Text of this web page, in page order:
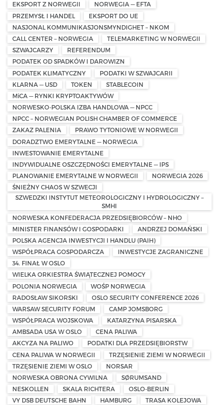
EKSPORT Z NORWEGII
NORWEGIA — EFTA
PRZEMYSŁ I HANDEL
EKSPORT DO UE
NASJONAL KOMMUNIKASJONSMYNDIGHET – NKOM
CALL CENTER – NORWEGIA
TELEMARKETING W NORWEGII
SZWAJCARZY
REFERENDUM
PODATEK OD SPADKÓW I DAROWIZN
PODATEK KLIMATYCZNY
PODATKI W SZWAJCARII
KLARNA — USD
TOKEN
STABLECOIN
MiCA — RYNKI KRYPTOAKTYWÓW
NORWESKO-POLSKA IZBA HANDLOWA — NPCC
NPCC – NORWEGIAN POLISH CHAMBER OF COMMERCE
ZAKAZ PALENIA
PRAWO TYTONIOWE W NORWEGII
DORADZTWO EMERYTALNE — NORWEGIA
INWESTOWANIE EMERYTALNE
INDYWIDUALNE OSZCZĘDNOŚCI EMERYTALNE — IPS
PLANOWANIE EMERYTALNE W NORWEGII
NORWEGIA 2026
ŚNIEŻNY CHAOS W SZWECJI
SZWEDZKI INSTYTUT METEOROLOGICZNY I HYDROLOGICZNY –
SMHI
NORWESKA KONFEDERACJA PRZEDSIĘBIORCÓW – NHO
MINISTER FINANSÓW I GOSPODARKI
ANDRZEJ DOMAŃSKI
POLSKA AGENCJA INWESTYCJI I HANDLU (PAIH)
WSPÓŁPRACA GOSPODARCZA
INWESTYCJE ZAGRANICZNE
34. FINAŁ W OSLO
WIELKA ORKIESTRA ŚWIĄTECZNEJ POMOCY
POLONIA NORWEGIA
WOŚP NORWEGIA
RADOSŁAW SIKORSKI
OSLO SECURITY CONFERENCE 2026
WARSAW SECURITY FORUM
CAMP JOMSBORG
WSPÓŁPRACA WOJSKOWA
KATARZYNA PISARSKA
AMBSADA USA W OSLO
CENA PALIWA
AKCYZA NA PALIWO
PODATKI DLA PRZEDSIĘBIORSTW
CENA PALIWA W NORWEGII
TRZĘSIENIE ZIEMI W NORWEGII
TRZĘSIENIE ZIEMI W OSLO
NORSAR
NORWESKA OBRONA CYWILNA
SØRUMSAND
NESKOLLEN
SKALA RICHTERA
OSLO-BERLIN
VY DSB DEUTSCHE BAHN
HAMBURG
TRASA KOLEJOWA